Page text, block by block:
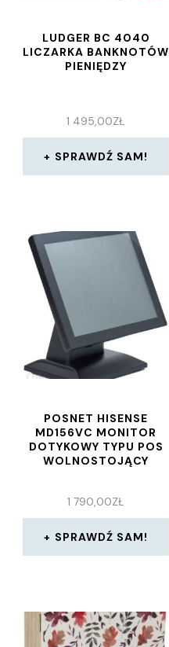
LUDGER BC 4040
LICZARKA BANKNOTÓW
PIENIĘDZY
1 495,00ZŁ
SPRAWDŹ SAM!
POSNET HISENSE
MD156VC MONITOR
DOTYKOWY TYPU POS
WOLNOSTOJĄCY
1 790,00ZŁ
SPRAWDŹ SAM!